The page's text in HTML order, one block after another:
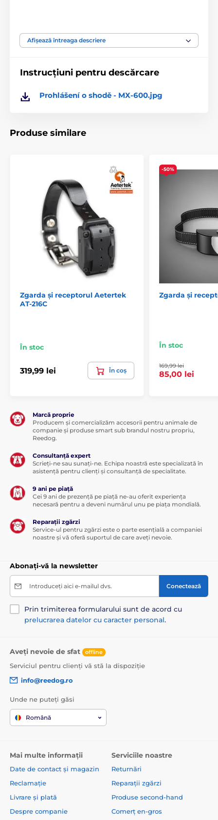
de la un alt vânzător, pot apărea probleme de
asociere a dispozitivului din cauza frecvențelor
Specificațiile tehnice pot fi modificate fără o notificare
Accesorii, zgărzi pentru antrenament
Receptoare pentru coliere Reedog
Afișează întreaga descriere
Instrucțiuni pentru descărcare
Prohlášení o shodě - MX-600.jpg
Produse similare
Zgarda și receptorul Aetertek
AT-216C
În stoc
319,99 lei În coș
-50%
Zgarda și
În stoc
169,99 lei
85,00 lei
Marcă proprie
Producem și comercializăm accesorii pentru animale de
companie și produse smart sub brandul nostru propriu,
Reedog.
Consultanță expert
Scrieți-ne sau sunați-ne. Echipa noastră este specializată în
asistență pentru clienți și consultanță de specialitate.
9 ani pe piață
Cei 9 ani de prezență pe piață ne-au oferit experiența
necesară pentru a deveni numărul unu pe piața mondială.
Reparații zgărzi
Service-ul pentru zgărzi este o parte esențială a companiei
noastre și vă oferă suportul de care aveți nevoie.
Abonați-vă la newsletter
Introduceți aici e-mailul dvs. Conectează
Prin trimiterea formularului sunt de acord cu
prelucrarea datelor cu caracter personal.
Aveți nevoie de sfat offline
Serviciul pentru clienți vă stă la dispoziție
info@reedog.ro
Unde ne puteți găsi
Română
Mai multe informații
Date de contact și magazin
Reclamație
Livrare și plată
Despre companie
Serviciile noastre
Returnări
Reparații zgărzi
Produse second-hand
Comerț en-gros